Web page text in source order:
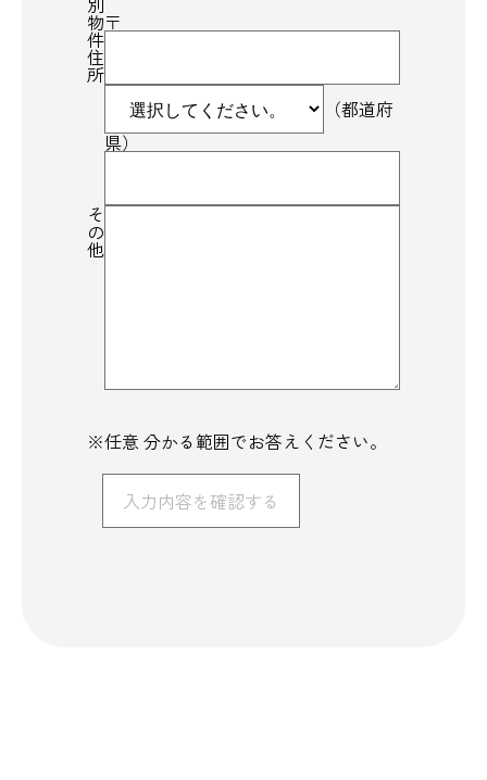
物
件
住
所
〒
（都道府
県）
そ
の
他
※任意 分かる範囲でお答えください。